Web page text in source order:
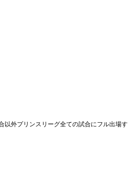
以外プリンスリーグ全ての試合にフル出場す